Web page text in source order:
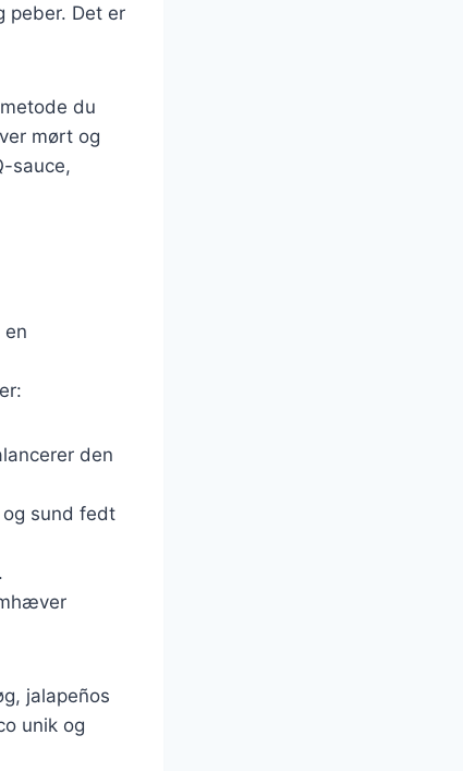
peber. Det er
du
mørt og
sauce,
en
den
sund fedt
jalapeños
unik og